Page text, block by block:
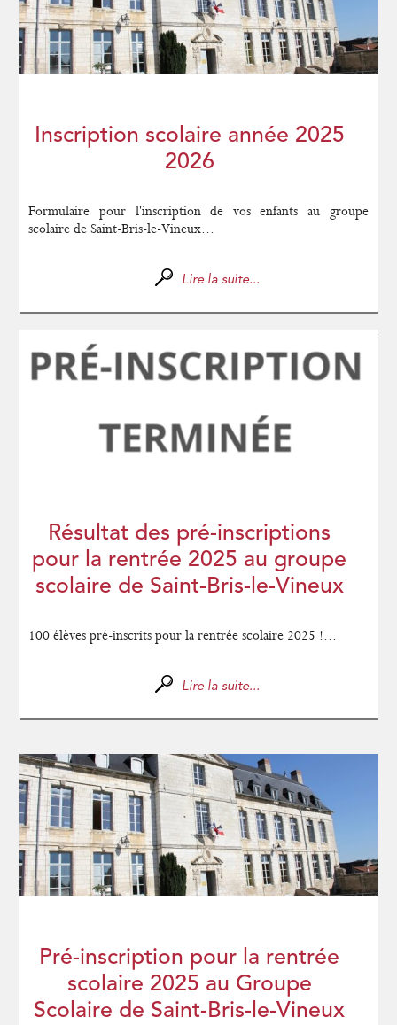
Inscription scolaire année 2025
2026
Formulaire pour l'inscription de vos enfants au groupe
scolaire de Saint-Bris-le-Vineux...
Lire la suite...
Résultat des pré-inscriptions
pour la rentrée 2025 au groupe
scolaire de Saint-Bris-le-Vineux
100 élèves pré-inscrits pour la rentrée scolaire 2025 !...
Lire la suite...
Pré-inscription pour la rentrée
scolaire 2025 au Groupe
Scolaire de Saint-Bris-le-Vineux